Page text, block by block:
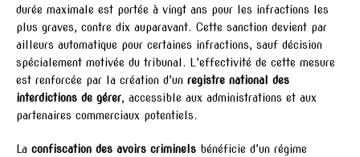
durée maximale est portée à vingt ans pour les infractions les
plus graves, contre dix auparavant. Cette sanction devient par
ailleurs automatique pour certaines infractions, sauf décision
spécialement motivée du tribunal. L’effectivité de cette mesure
est renforcée par la création d’un registre national des
interdictions de gérer, accessible aux administrations et aux
partenaires commerciaux potentiels.
La confiscation des avoirs criminels bénéficie d’un régime